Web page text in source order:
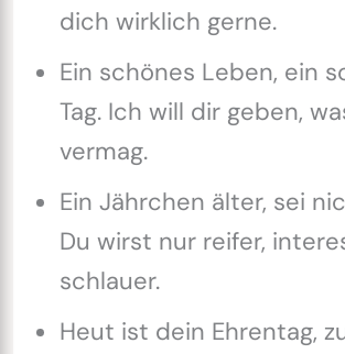
dich wirklich gerne.
Ein schönes Leben, ein
Tag. Ich will dir geben,
vermag.
Ein Jährchen älter, sei
Du wirst nur reifer,
schlauer.
Heut ist dein Ehrentag,